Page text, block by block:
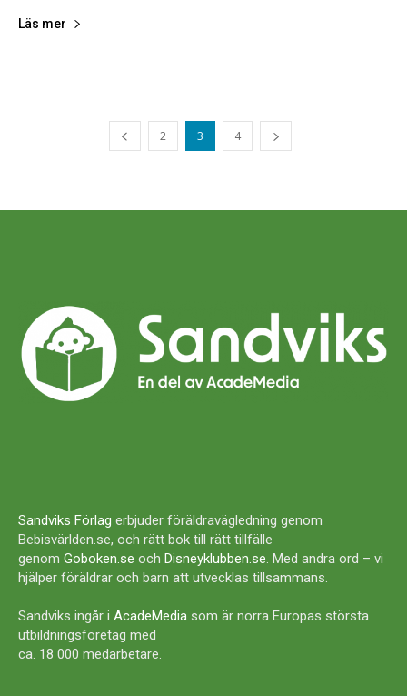
Läs mer
2 3 4
Sandviks Förlag erbjuder föräldravägledning genom
Bebisvärlden.se, och rätt bok till rätt tillfälle
genom Goboken.se och Disneyklubben.se. Med andra ord – vi
hjälper föräldrar och barn att utvecklas tillsammans.
Sandviks ingår i AcadeMedia som är norra Europas största
utbildningsföretag med
ca. 18 000 medarbetare.